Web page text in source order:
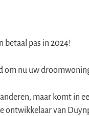
betaal pas in 2024!
om nu uw
maar komt in
ontwikkelaar van